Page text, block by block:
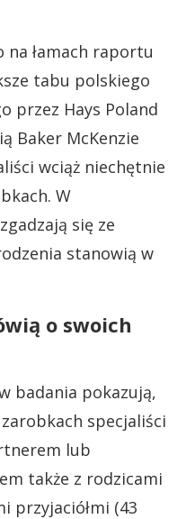
na łamach raportu
tabu polskiego
przez Hays Poland
Baker McKenzie
wciąż niechętnie
W
się ze
stanowią w
o swoich
badania pokazują,
specjaliści
lub
także z rodzicami
przyjaciółmi (43